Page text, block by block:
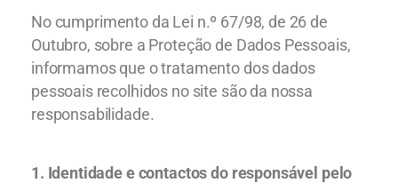
No cumprimento da Lei n.º 67/98, de 26 de
Outubro, sobre a Proteção de Dados Pessoais,
informamos que o tratamento dos dados
pessoais recolhidos no site são da nossa
responsabilidade.
1. Identidade e contactos do responsável pelo